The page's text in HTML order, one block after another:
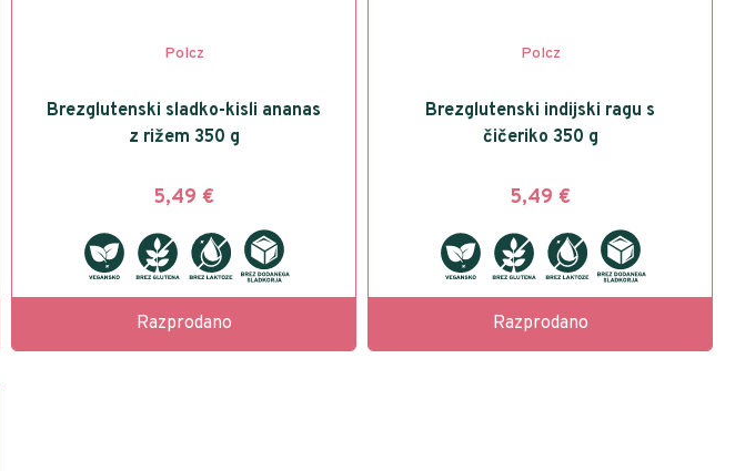
Polcz
Brezglutenski sladko-kisli ananas
z rižem 350 g
5,49 €
Razprodano
Polcz
Brezglutenski indijski ragu s
čičeriko 350 g
5,49 €
Razprodano